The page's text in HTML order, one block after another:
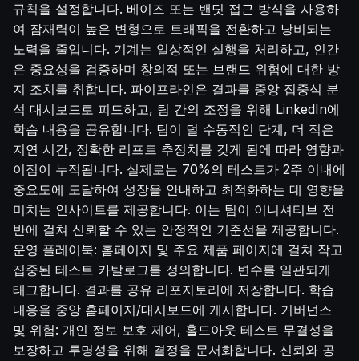
규칙을 설정합니다. 베이즈 또는 밴딧 접근 방식을 사용하
여 잠재력이 높은 변형으로 트래픽을 전환하고 낭비되는
노력을 줄입니다. 기계는 일상적인 실행을 처리하고, 인간
은 중요성을 검증하며 창의적 또는 브랜드 위험에 대한 방
지 조치를 취합니다. 파이프라인은 결과를 중앙 집중식 분
석 대시보드로 피드하고, 팀 간의 조정을 위해 LinkedIn에
학습 내용을 공유합니다. 팀이 덜 수동적인 단계, 더 적은
지연 시간, 정확한 리프트 추정치를 갖게 됨에 따라 영향과
이점이 누적됩니다. 실제로는 70%의 테스트가 2주 이내에
중요도에 도달하여 성장을 안내하고 최적화하는 데 영향을
미치는 인사이트를 제공합니다. 이는 팀이 이니셔티브 전
반에 걸쳐 신뢰할 수 있는 안정적인 기준선을 제공합니다.
운영 플레이북: 홈페이지 및 주요 제품 페이지에 걸쳐 작고
집중된 테스트 카탈로그를 정의합니다. 변수를 일관되게
태그합니다. 결과를 공유 리포지토리에 저장합니다. 학습
내용을 중앙 홈페이지/대시보드에 게시합니다. 거버넌스
및 위험: 개인 정보 보호 제어, 홀드아웃 테스트 무결성을
보장하고 투명성을 위해 결정을 문서화합니다. 신뢰와 공